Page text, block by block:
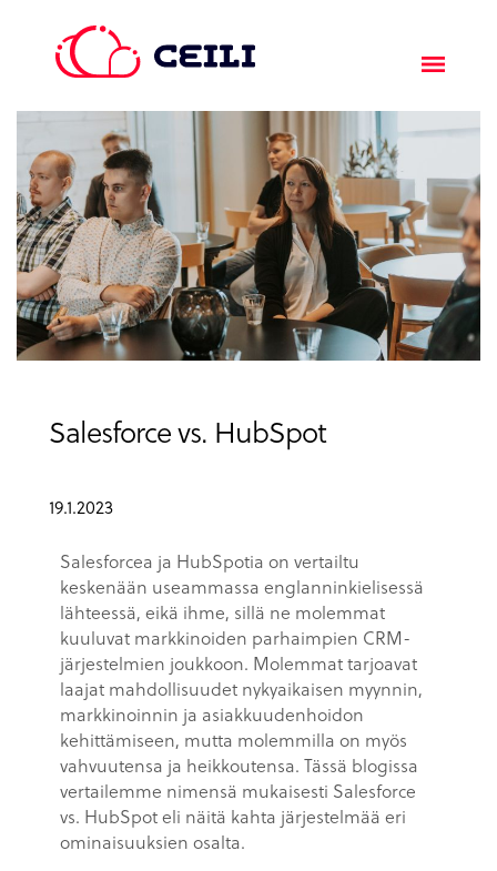
Salesforce vs. HubSpot
19.1.2023
Salesforcea ja HubSpotia on vertailtu
keskenään useammassa englanninkielisessä
lähteessä, eikä ihme, sillä ne molemmat
kuuluvat markkinoiden parhaimpien CRM-
järjestelmien joukkoon. Molemmat tarjoavat
laajat mahdollisuudet nykyaikaisen myynnin,
markkinoinnin ja asiakkuudenhoidon
kehittämiseen, mutta molemmilla on myös
vahvuutensa ja heikkoutensa. Tässä blogissa
vertailemme nimensä mukaisesti Salesforce
vs. HubSpot eli näitä kahta järjestelmää eri
ominaisuuksien osalta.